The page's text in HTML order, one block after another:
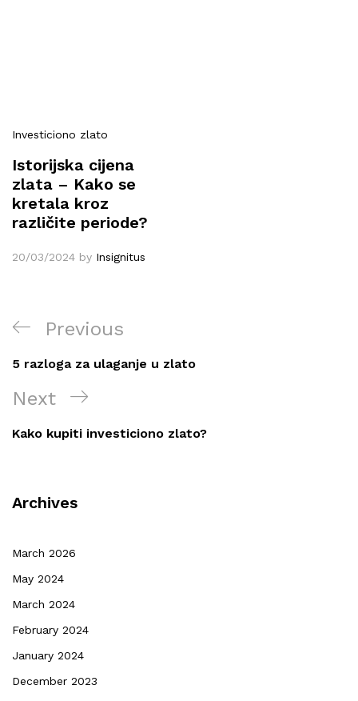
Investiciono zlato
Istorijska cijena
zlata – Kako se
kretala kroz
različite periode?
20/03/2024 by Insignitus
Post
navigation
Previous
Post
Previous
5 razloga za ulaganje u zlato
Next
Post
Next
Kako kupiti investiciono zlato?
Archives
March 2026
May 2024
March 2024
February 2024
January 2024
December 2023